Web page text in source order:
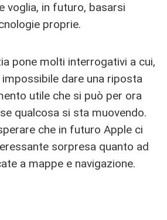
voglia, in futuro, basarsi
proprie.
pone molti interrogativi a cui,
dare una riposta
utile che si può per ora
qualcosa si sta muovendo.
che in futuro Apple ci
sorpresa quanto ad
a mappe e navigazione.